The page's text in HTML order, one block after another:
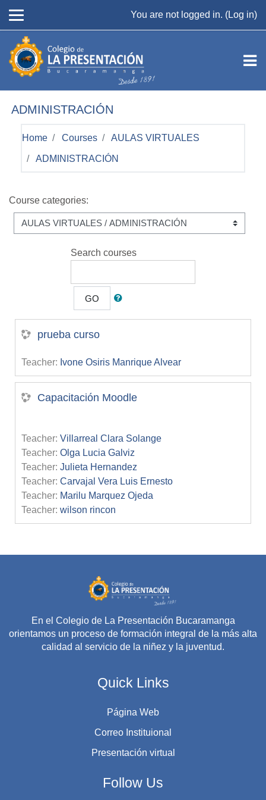
You are not logged in. (Log in)
ADMINISTRACIÓN
Home Courses AULAS VIRTUALES
ADMINISTRACIÓN
Course categories:
Search courses
GO
prueba curso
Teacher: Ivone Osiris Manrique Alvear
Capacitación Moodle
Teacher: Villarreal Clara Solange
Teacher: Olga Lucia Galviz
Teacher: Julieta Hernandez
Teacher: Carvajal Vera Luis Ernesto
Teacher: Marilu Marquez Ojeda
Teacher: wilson rincon
En el Colegio de La Presentación Bucaramanga
orientamos un proceso de formación integral de la más alta
calidad al servicio de la niñez y la juventud.
Quick Links
Página Web
Correo Instituional
Presentación virtual
Follow Us